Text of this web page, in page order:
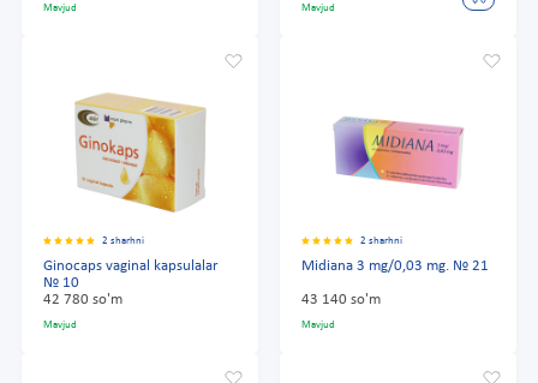
Mavjud Mavjud
2 sharhni
Ginocaps vaginal kapsulalar
№ 10
42 780 so'm
Mavjud
2 sharhni
Midiana 3 mg/0,03 mg. № 21
43 140 so'm
Mavjud